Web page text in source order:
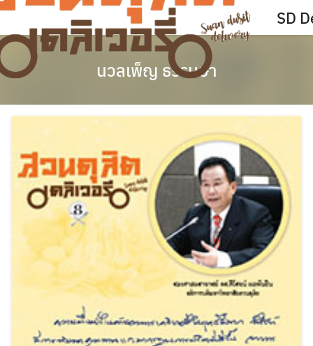
Skip
content
SD
นวลเพ็ญ ธรรมษา